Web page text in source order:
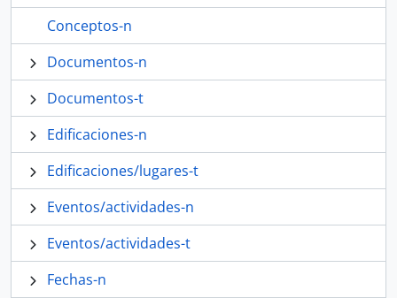
Conceptos-n
Documentos-n
Documentos-t
Edificaciones-n
Edificaciones/lugares-t
Eventos/actividades-n
Eventos/actividades-t
Fechas-n